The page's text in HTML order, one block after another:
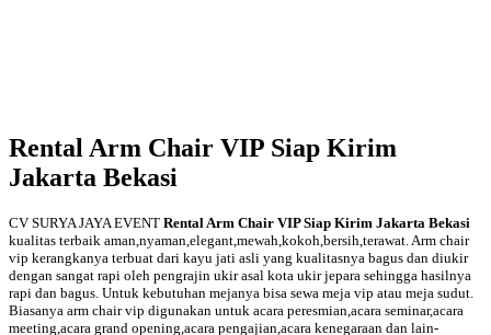
Rental Arm Chair VIP Siap Kirim
Jakarta Bekasi
CV SURYA JAYA EVENT Rental Arm Chair VIP Siap Kirim Jakarta Bekasi
kualitas terbaik aman,nyaman,elegant,mewah,kokoh,bersih,terawat. Arm chair
vip kerangkanya terbuat dari kayu jati asli yang kualitasnya bagus dan diukir
dengan sangat rapi oleh pengrajin ukir asal kota ukir jepara sehingga hasilnya
rapi dan bagus. Untuk kebutuhan mejanya bisa sewa meja vip atau meja sudut.
Biasanya arm chair vip digunakan untuk acara peresmian,acara seminar,acara
meeting,acara grand opening,acara pengajian,acara kenegaraan dan lain-